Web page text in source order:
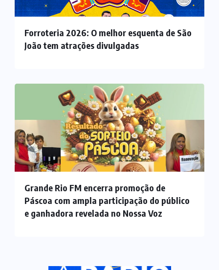
Forroteria 2026: O melhor esquenta de São
João tem atrações divulgadas
Grande Rio FM encerra promoção de
Páscoa com ampla participação do público
e ganhadora revelada no Nossa Voz